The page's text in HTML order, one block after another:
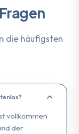
die häufigsten
vollkommen
der